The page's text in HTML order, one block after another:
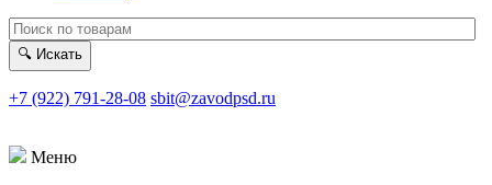
🔍 Искать
+7 (922) 791-28-08 sbit@zavodpsd.ru
Меню